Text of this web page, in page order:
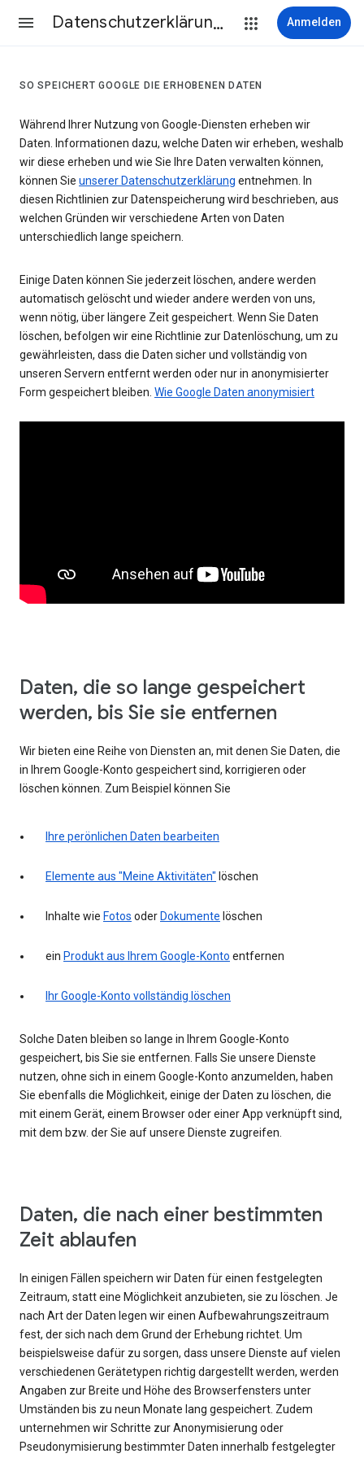
Datenschutzerklärung & Nutzungsbedingungen Anmelden
SO SPEICHERT GOOGLE DIE ERHOBENEN DATEN
Während Ihrer Nutzung von Google-Diensten erheben wir
Daten. Informationen dazu, welche Daten wir erheben, weshalb
wir diese erheben und wie Sie Ihre Daten verwalten können,
können Sie unserer Datenschutzerklärung entnehmen. In
diesen Richtlinien zur Datenspeicherung wird beschrieben, aus
welchen Gründen wir verschiedene Arten von Daten
unterschiedlich lange speichern.
Einige Daten können Sie jederzeit löschen, andere werden
automatisch gelöscht und wieder andere werden von uns,
wenn nötig, über längere Zeit gespeichert. Wenn Sie Daten
löschen, befolgen wir eine Richtlinie zur Datenlöschung, um zu
gewährleisten, dass die Daten sicher und vollständig von
unseren Servern entfernt werden oder nur in anonymisierter
Form gespeichert bleiben. Wie Google Daten anonymisiert
Daten, die so lange gespeichert
werden, bis Sie sie entfernen
Wir bieten eine Reihe von Diensten an, mit denen Sie Daten, die
in Ihrem Google-Konto gespeichert sind, korrigieren oder
löschen können. Zum Beispiel können Sie
Ihre perönlichen Daten bearbeiten
Elemente aus "Meine Aktivitäten" löschen
Inhalte wie Fotos oder Dokumente löschen
ein Produkt aus Ihrem Google-Konto entfernen
Ihr Google-Konto vollständig löschen
Solche Daten bleiben so lange in Ihrem Google-Konto
gespeichert, bis Sie sie entfernen. Falls Sie unsere Dienste
nutzen, ohne sich in einem Google-Konto anzumelden, haben
Sie ebenfalls die Möglichkeit, einige der Daten zu löschen, die
mit einem Gerät, einem Browser oder einer App verknüpft sind,
mit dem bzw. der Sie auf unsere Dienste zugreifen.
Daten, die nach einer bestimmten
Zeit ablaufen
In einigen Fällen speichern wir Daten für einen festgelegten
Zeitraum, statt eine Möglichkeit anzubieten, sie zu löschen. Je
nach Art der Daten legen wir einen Aufbewahrungszeitraum
fest, der sich nach dem Grund der Erhebung richtet. Um
beispielsweise dafür zu sorgen, dass unsere Dienste auf vielen
verschiedenen Gerätetypen richtig dargestellt werden, werden
Angaben zur Breite und Höhe des Browserfensters unter
Umständen bis zu neun Monate lang gespeichert. Zudem
unternehmen wir Schritte zur Anonymisierung oder
Pseudonymisierung bestimmter Daten innerhalb festgelegter